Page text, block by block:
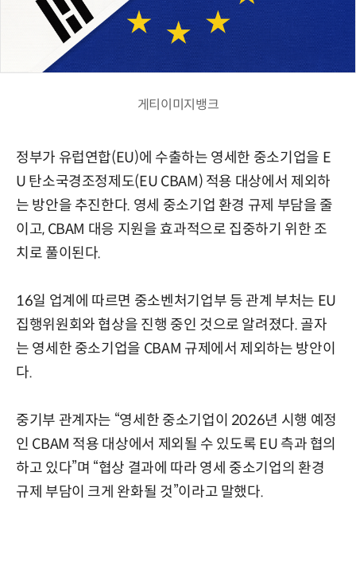
게티이미지뱅크
정부가 유럽연합(EU)에 수출하는 영세한 중소기업을 E
U 탄소국경조정제도(EU CBAM) 적용 대상에서 제외하
는 방안을 추진한다. 영세 중소기업 환경 규제 부담을 줄
이고, CBAM 대응 지원을 효과적으로 집중하기 위한 조
치로 풀이된다.
16일 업계에 따르면 중소벤처기업부 등 관계 부처는 EU
집행위원회와 협상을 진행 중인 것으로 알려졌다. 골자
는 영세한 중소기업을 CBAM 규제에서 제외하는 방안이
다.
중기부 관계자는 “영세한 중소기업이 2026년 시행 예정
인 CBAM 적용 대상에서 제외될 수 있도록 EU 측과 협의
하고 있다”며 “협상 결과에 따라 영세 중소기업의 환경
규제 부담이 크게 완화될 것”이라고 말했다.